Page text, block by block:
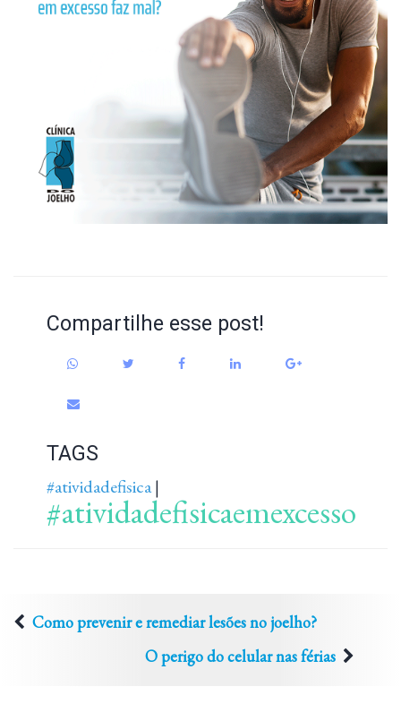
Compartilhe esse post!
TAGS
#atividadefisica |
#atividadefisicaemexcesso
Como prevenir e remediar lesões no joelho?
O perigo do celular nas férias